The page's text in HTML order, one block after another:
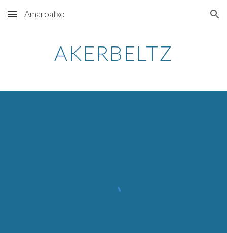
Skip to main content Skip to navigation
Amaroatxo
AKERBELTZ